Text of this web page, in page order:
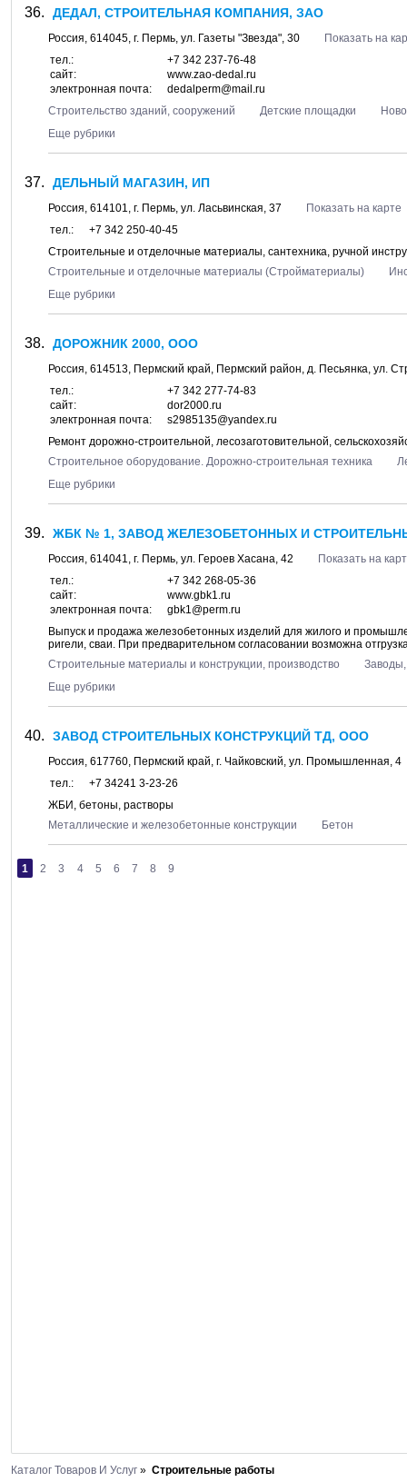
ДЕДАЛ, СТРОИТЕЛЬНАЯ КОМПАНИЯ, ЗАО
Россия, 614045, г. Пермь, ул. Газеты "Звезда", 30
Показать на
тел.:
+7 342 237-76-48
сайт:
www.zao-dedal.ru
электронная почта:
dedalperm@mail.ru
Строительство зданий, сооружений
Детские площадки
Еще рубрики
ДЕЛЬНЫЙ МАГАЗИН, ИП
Россия, 614101, г. Пермь, ул. Ласьвинская, 37
Показать на карте
тел.:
+7 342 250-40-45
Строительные и отделочные материалы, сантехника, ручной
Строительные и отделочные материалы (Стройматериалы)
Еще рубрики
ДОРОЖНИК 2000, ООО
Россия, 614513, Пермский край, Пермский район, д. Песьянка, ул.
тел.:
+7 342 277-74-83
сайт:
dor2000.ru
электронная почта:
s2985135@yandex.ru
Ремонт дорожно-строительной, лесозаготовительной,
Строительное оборудование. Дорожно-строительная техника
Еще рубрики
ЖБК № 1, ЗАВОД ЖЕЛЕЗОБЕТОННЫХ И
Россия, 614041, г. Пермь, ул. Героев Хасана, 42
Показать на
тел.:
+7 342 268-05-36
сайт:
www.gbk1.ru
электронная почта:
gbk1@perm.ru
Выпуск и продажа железобетонных изделий для жилого и
ригели, сваи. При предварительном согласовании возможна
Строительные материалы и конструкции, производство
Еще рубрики
ЗАВОД СТРОИТЕЛЬНЫХ КОНСТРУКЦИЙ ТД, ООО
Россия, 617760, Пермский край, г. Чайковский, ул. Промышленная, 4
тел.:
+7 34241 3-23-26
ЖБИ, бетоны, растворы
Металлические и железобетонные конструкции
Бетон
1 2 3 4 5 6 7 8 9
Каталог Товаров И Услуг » Строительные работы